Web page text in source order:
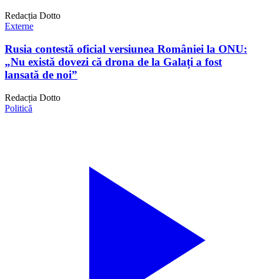
Redacția Dotto
Externe
Rusia contestă oficial versiunea României la ONU:
„Nu există dovezi că drona de la Galați a fost
lansată de noi”
Redacția Dotto
Politică